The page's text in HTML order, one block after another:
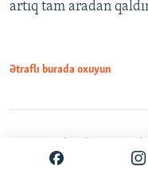
artıq tam aradan
Ətraflı burada oxuyun